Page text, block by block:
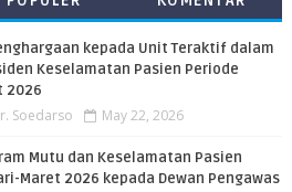
kepada Unit Teraktif dalam
Keselamatan Pasien Periode
2026
Soedarso May 22, 2026
Mutu dan Keselamatan Pasien
Maret 2026 kepada Dewan Pengawas